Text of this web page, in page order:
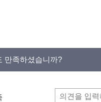
만족하셨습니까?